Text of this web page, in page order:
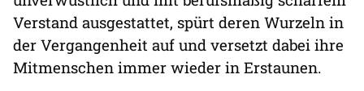
Verstand ausgestattet, spürt deren Wurzeln in
der Vergangenheit auf und versetzt dabei ihre
Mitmenschen immer wieder in Erstaunen.